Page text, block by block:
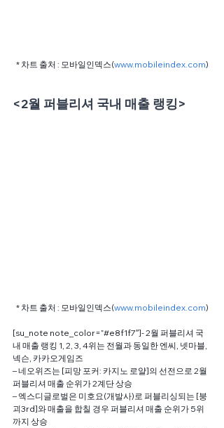
* 차트 출처 : 모바일인덱스(www.mobileindex.com)
<2월 퍼블리셔 국내 매출 랭킹>
* 차트 출처 : 모바일인덱스(www.mobileindex.com)
[su_note note_color=”#e8f1f7″]- 2월 퍼블리셔 국
내 매출 랭킹 1, 2, 3, 4위는 전월과 동일한 엔씨, 넷마블,
넥슨, 카카오게임즈
– 네오위즈는 [피망 포커: 카지노 로얄]의 선전으로 2월
퍼블리셔 매출 순위가 2계단 상승
– 엑스디글로벌은 미호요(개발사)로 퍼블리싱되는 [붕
괴3rd]와 매출을 합칠 경우 퍼블리셔 매출 순위가 5위
까지 상승